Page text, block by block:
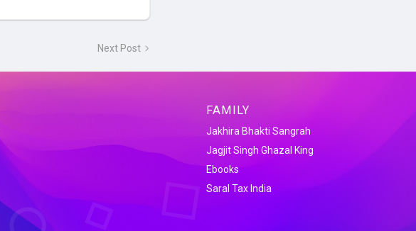
Next Post
FAMILY
Jakhira Bhakti Sangrah
Jagjit Singh Ghazal King
Ebooks
Saral Tax India